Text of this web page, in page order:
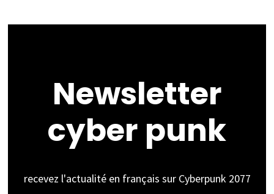
Newsletter
cyber punk
recevez l'actualité en français sur Cyberpunk 2077